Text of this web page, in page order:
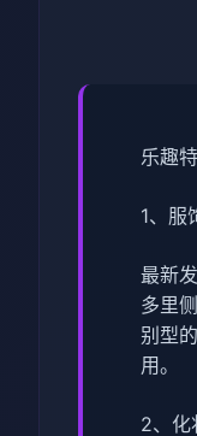
乐趣
1、服
最新
多里
别型
用。
2、化